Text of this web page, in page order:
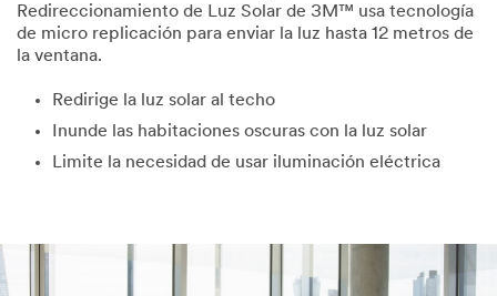
Redireccionamiento de Luz Solar de 3M™ usa tecnología
de micro replicación para enviar la luz hasta 12 metros de
la ventana.
Redirige la luz solar al techo
Inunde las habitaciones oscuras con la luz solar
Limite la necesidad de usar iluminación eléctrica